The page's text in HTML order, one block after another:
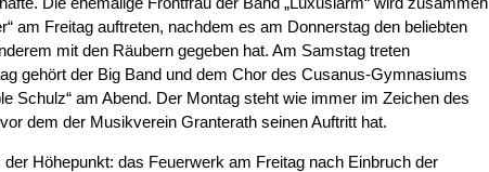
am Freitag auftreten, nachdem es am Donnerstag den beliebten
mit den Räubern gegeben hat. Am Samstag treten
gehört der Big Band und dem Chor des Cusanus-Gymnasiums
Schulz“ am Abend. Der Montag steht wie immer im Zeichen des
dem der Musikverein Granterath seinen Auftritt hat.
Höhepunkt: das Feuerwerk am Freitag nach Einbruch der